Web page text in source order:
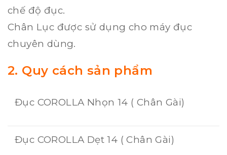
chế độ đục.
Chân Lục được sử dụng cho máy đục
chuyên dùng.
2. Quy cách sản phẩm
Đục COROLLA Nhọn 14 ( Chân Gài)
Đục COROLLA Dẹt 14 ( Chân Gài)